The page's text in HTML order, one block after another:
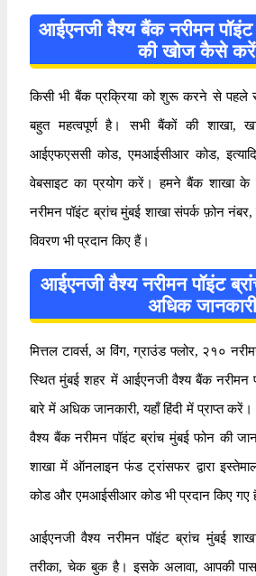
आईएनजी वैश्य बैंक नरीमन पॉइंट
की खोज कैसे
किसी भी बैंक प्रक्रिया को शुरू करने से पहले
बहुत महत्वपूर्ण है। सभी बैंकों की शाखा,
आईएफएससी कोड, एमआईसीआर कोड,
वेबसाइट का प्रयोग करें। हमने बैंक शाखा
नरीमन पॉइंट ब्रांच मुंबई शाखा संपर्क फ़ोन
विवरण भी प्रदान किए हैं।
आईएनजी वैश्य नरीमन पॉइंट
अधिक जानकारी
मित्तल टावर्स, अ विंग, ग्राउंड फ्लोर, २१०
स्थित मुंबई शहर में आईएनजी वैश्य बैंक नरीमन
बारे में अधिक जानकारी, यहाँ हिंदी में प्राप्त
वैश्य बैंक नरीमन पॉइंट ब्रांच मुंबई फोन की
शाखा में ऑनलाइन फंड ट्रांसफर द्वारा
कोड और एमआईसीआर कोड भी प्रदान किए गए
आईएनजी वैश्य नरीमन पॉइंट ब्रांच मुंबई
तरीका, चेक बुक है। इसके अलावा, आपकी